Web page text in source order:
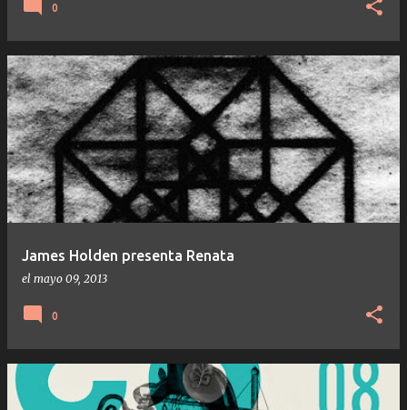
0
James Holden presenta Renata
el mayo 09, 2013
0